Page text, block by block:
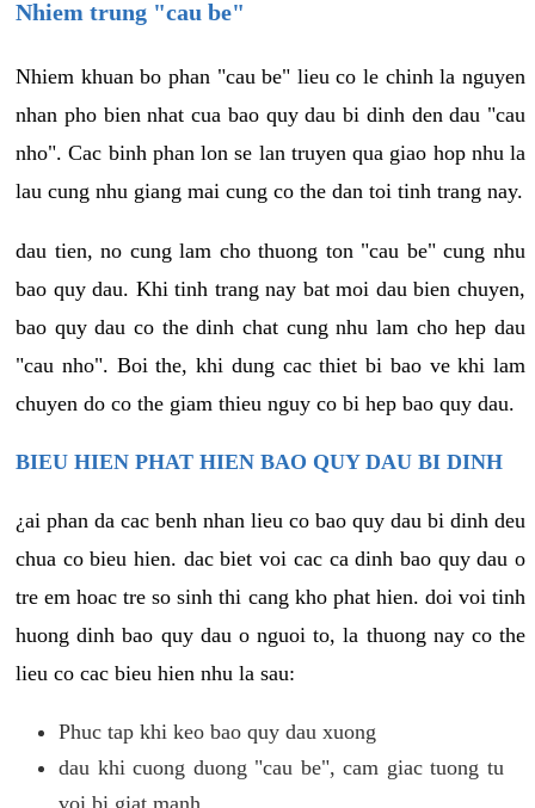
Nhiem trung "cau be"
Nhiem khuan bo phan "cau be" lieu co le chinh la nguyen
nhan pho bien nhat cua bao quy dau bi dinh den dau "cau
nho". Cac binh phan lon se lan truyen qua giao hop nhu la
lau cung nhu giang mai cung co the dan toi tinh trang nay.
dau tien, no cung lam cho thuong ton "cau be" cung nhu
bao quy dau. Khi tinh trang nay bat moi dau bien chuyen,
bao quy dau co the dinh chat cung nhu lam cho hep dau
"cau nho". Boi the, khi dung cac thiet bi bao ve khi lam
chuyen do co the giam thieu nguy co bi hep bao quy dau.
BIEU HIEN PHAT HIEN BAO QUY DAU BI DINH
¿ai phan da cac benh nhan lieu co bao quy dau bi dinh deu
chua co bieu hien. dac biet voi cac ca dinh bao quy dau o
tre em hoac tre so sinh thi cang kho phat hien. doi voi tinh
huong dinh bao quy dau o nguoi to, la thuong nay co the
lieu co cac bieu hien nhu la sau:
Phuc tap khi keo bao quy dau xuong
dau khi cuong duong "cau be", cam giac tuong tu